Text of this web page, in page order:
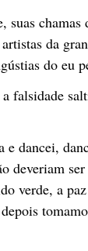
chamas
da
do eu
falsidade
dancei,
deveriam
verde, a